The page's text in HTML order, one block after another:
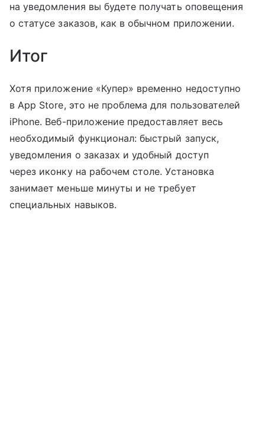
на уведомления вы будете получать оповещения
о статусе заказов, как в обычном приложении.
Итог
Хотя приложение «Купер» временно недоступно
в App Store, это не проблема для пользователей
iPhone. Веб-приложение предоставляет весь
необходимый функционал: быстрый запуск,
уведомления о заказах и удобный доступ
через иконку на рабочем столе. Установка
занимает меньше минуты и не требует
специальных навыков.